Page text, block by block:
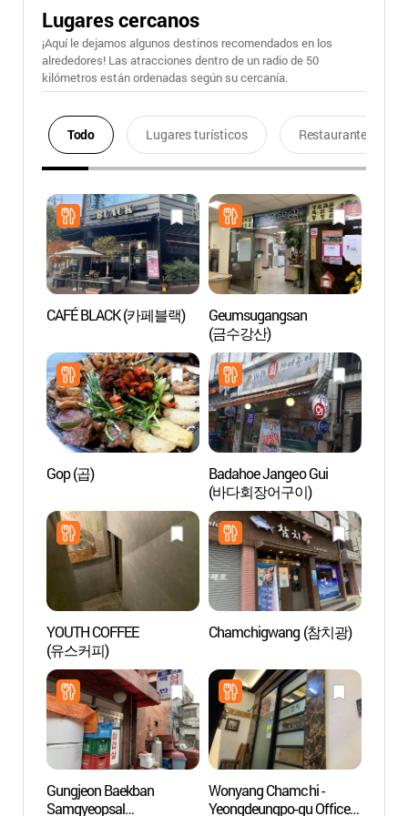
Lugares cercanos
¡Aquí le dejamos algunos destinos recomendados en los
alrededores! Las atracciones dentro de un radio de 50
kilómetros están ordenadas según su cercanía.
Todo Lugares turísticos Restaurantes
CAFÉ BLACK (카페블랙)
Geumsugangsan
(금수강산)
Gop (곱)
Badahoe Jangeo Gui
(바다회장어구이)
YOUTH COFFEE
(유스커피)
Chamchigwang (참치광)
Gungjeon Baekban
Samgyeopsal
Wonyang Chamchi -
Yeongdeungpo-gu Office